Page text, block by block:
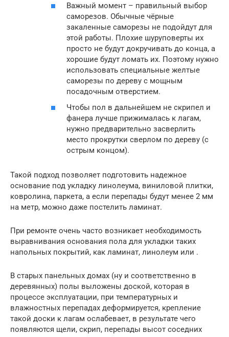
Важный момент – правильный выбор
саморезов. Обычные чёрные
закаленные саморезы не подойдут для
этой работы. Плохие шуруповерты их
просто не будут докручивать до конца, а
хорошие будут ломать их. Поэтому нужно
использовать специальные желтые
саморезы по дереву с мощным
посадочным отверстием.
Чтобы пол в дальнейшем не скрипел и
фанера лучше прижималась к лагам,
нужно предварительно засверлить
место прокрутки сверлом по дереву (с
острым концом).
Такой подход позволяет подготовить надежное
основание под укладку линолеума, виниловой плитки,
ковролина, паркета, а если перепады будут менее 2 мм
на метр, можно даже постелить ламинат.
При ремонте очень часто возникает необходимость
выравнивания основания пола для укладки таких
напольных покрытий, как ламинат, линолеум или .
В старых панельных домах (ну и соответственно в
деревянных) полы выложены доской, которая в
процессе эксплуатации, при температурных и
влажностных перепадах деформируется, крепление
такой доски к лагам ослабевает, в результате чего
появляются щели, скрип, перепады высот соседних